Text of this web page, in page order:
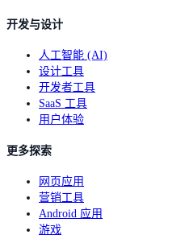
开发与设计
人工智能 (AI)
设计工具
开发者工具
SaaS 工具
用户体验
更多探索
网页应用
营销工具
Android 应用
游戏